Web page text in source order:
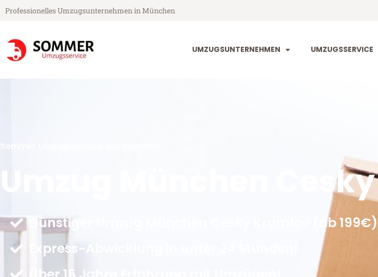
Professionelles Umzugsunternehmen in München
UMZUGSUNTERNEHMEN UMZUGSSERVICE
Umzug München
Günstiger Umzug München Cesky Krumlov (ab 199€)
Express-Abwicklung in unter 24 Stunden!